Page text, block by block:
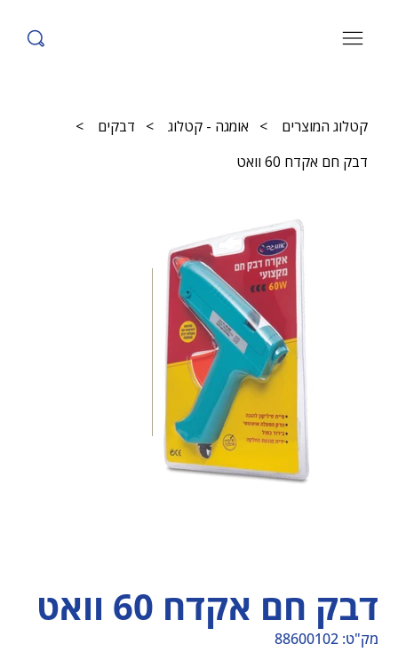
קטלוג המוצרים > אומגה - קטלוג > דבקים
>
דבק חם אקדח 60 וואט
דבק חם אקדח 60 וואט
מק"ט:
מק"ט
88600102
88600102